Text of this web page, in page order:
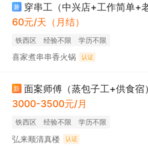
兼 穿串工（中兴店+工作简单+
60元/天（月结）
铁西区 经验不限 学历不限
喜家煮串串香火锅 认证
新 面案师傅（蒸包子工+供食宿）
3000-3500元/月
铁西区 经验不限 学历不限
弘来顺清真楼 认证